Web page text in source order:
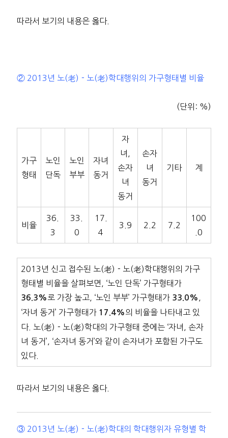
따라서 보기의 내용은 옳다.
② 2013년 노(老)－노(老)학대행위의 가구형태별 비율
(단위: %)
가구
형태
노인
단독
노인
부부
자녀
동거
자
녀,
손자
녀
동거
손자
녀
동거
기타 계
비율
36.
3
33.
0
17.
4
3.9 2.2 7.2
100
.0
2013년 신고 접수된 노(老)－노(老)학대행위의 가구
형태별 비율을 살펴보면, ‘노인 단독’ 가구형태가
36.3% 로 가장 높고, ‘노인 부부’ 가구형태가33.0%
‘자녀 동거’ 가구형태가 17.4% 의 비율을 나타내고 있
다. 노(老)－노(老)학대의 가구형태 중에는 ‘자녀, 손자
녀 동거’, ‘손자녀 동거’와 같이 손자녀가 포함된 가구도
있다.
따라서 보기의 내용은 옳다.
③ 2013년 노(老)－노(老)학대의 학대행위자 유형별 학